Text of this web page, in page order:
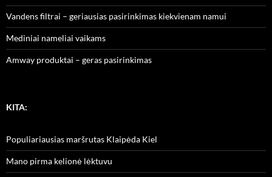
Vandens filtrai – geriausias pasirinkimas kiekvienam namui
Mediniai nameliai vaikams
Amway produktai – geras pasirinkimas
KITA:
Populiariausias maršrutas Klaipėda Kiel
Mano pirma kelionė lėktuvu